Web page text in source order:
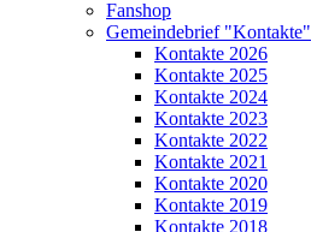
Fanshop
Gemeindebrief "Kontakte"
Kontakte 2026
Kontakte 2025
Kontakte 2024
Kontakte 2023
Kontakte 2022
Kontakte 2021
Kontakte 2020
Kontakte 2019
Kontakte 2018